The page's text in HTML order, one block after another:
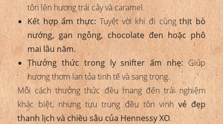
tôn lên hương trái cây và caramel.
Kết hợp ẩm thực:Tuyệt vời khi đi cùngthịt bò
nướng, gan ngỗng, chocolate đen hoặc phô
mai lâu năm.
Thưởng thức trong ly snifter ấm nhẹ:Giúp
hương thơm lan tỏa tinh tế và sang trọng.
Mỗi cách thưởng thức đều mang đến trải nghiệm
khác biệt, nhưng tựu trung đều tôn vinhvẻ đẹp
thanh lịch và chiều sâu của Hennessy XO.